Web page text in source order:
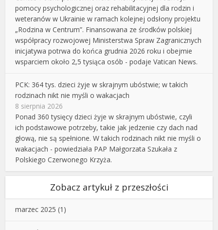
pomocy psychologicznej oraz rehabilitacyjnej dla rodzin i
weteranów w Ukrainie w ramach kolejnej odsłony projektu
„Rodzina w Centrum”. Finansowana ze środków polskiej
współpracy rozwojowej Ministerstwa Spraw Zagranicznych
inicjatywa potrwa do końca grudnia 2026 roku i obejmie
wsparciem około 2,5 tysiąca osób - podaje Vatican News.
PCK: 364 tys. dzieci żyje w skrajnym ubóstwie; w takich
rodzinach nikt nie myśli o wakacjach
8 sierpnia 2026
Ponad 360 tysięcy dzieci żyje w skrajnym ubóstwie, czyli
ich podstawowe potrzeby, takie jak jedzenie czy dach nad
głową, nie są spełnione. W takich rodzinach nikt nie myśli o
wakacjach - powiedziała PAP Małgorzata Szukała z
Polskiego Czerwonego Krzyża.
Zobacz artykuł z przeszłości
marzec 2025 (1)